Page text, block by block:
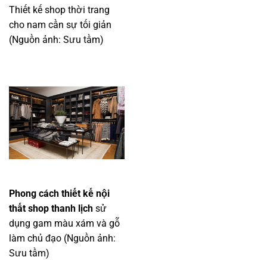
Thiết kế shop thời trang
cho nam cần sự tối giản
(Nguồn ảnh: Sưu tầm)
Phong cách thiết kế nội
thất shop thanh lịch sử
dụng gam màu xám và gỗ
làm chủ đạo (Nguồn ảnh:
Sưu tầm)